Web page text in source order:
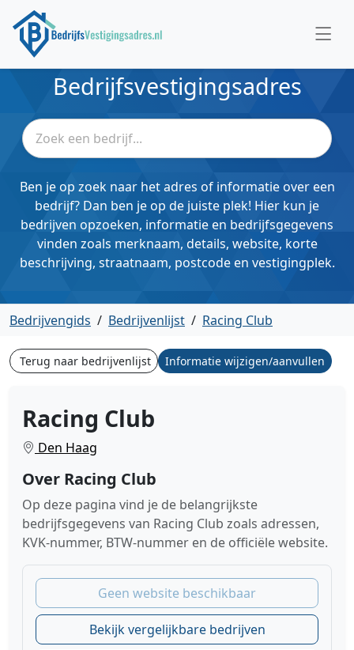
Bedrijfsvestigingsadres
Ben je op zoek naar het adres of informatie over een
bedrijf? Dan ben je op de juiste plek! Hier kun je
bedrijven opzoeken, informatie en bedrijfsgegevens
vinden zoals merknaam, details, website, korte
beschrijving, straatnaam, postcode en vestigingplek.
Bedrijvengids / Bedrijvenlijst / Racing Club
Terug naar bedrijvenlijst Informatie wijzigen/aanvullen
Racing Club
Den Haag
Over Racing Club
Op deze pagina vind je de belangrijkste
bedrijfsgegevens van Racing Club zoals adressen,
KVK-nummer, BTW-nummer en de officiële website.
Geen website beschikbaar
Bekijk vergelijkbare bedrijven